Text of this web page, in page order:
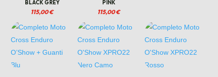
BLACK GREY
115,00€
PINK
115,00€